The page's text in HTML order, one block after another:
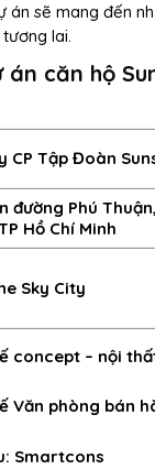
án sẽ mang đến
lai.
căn hộ
CP Tập Đoàn
đường Phú
Hồ Chí Minh
Sky City
concept – nội
Văn phòng bán
Smartcons